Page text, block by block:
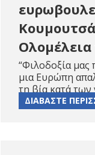
Ολομέλεια
“Φιλοδοξία μας
μια Ευρώπη
τη βία κατά
ΔΙΑΒΑΣΤΕ